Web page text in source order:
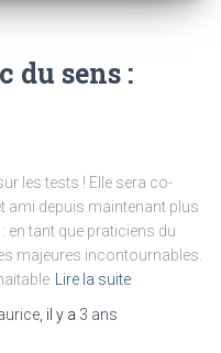
du sens :
les tests ! Elle sera co-
ami depuis maintenant plus
en tant que praticiens du
majeures incontournables.
Lire la suite
, il y a 3 ans